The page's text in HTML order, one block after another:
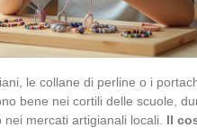
le collane di perline o i
bene nei cortili delle scuole,
mercati artigianali locali. Il